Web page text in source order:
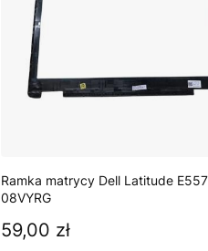
Ramka matrycy Dell Latitude
08VYRG
Cena
59,00 zł